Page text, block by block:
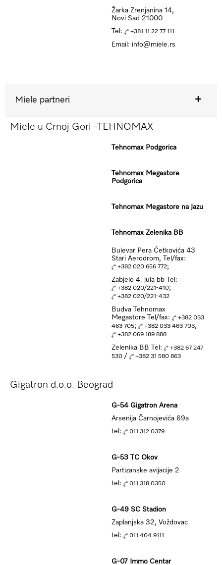
Žarka Zrenjanina 14,
Novi Sad 21000
Tel:
+381 11 22 77 111
Email: info@miele.rs
Miele partneri
Miele u Crnoj Gori -TEHNOMAX
Tehnomax Podgorica
Tehnomax Megastore
Podgorica
Tehnomax Megastore na Jazu
Tehnomax Zelenika BB
Bulevar Pera Ćetkovića 43
Stari Aerodrom, Tel/fax:
+382 020 656 772;
Zabjelo 4. jula bb Tel:
+382 020/221-410;
+382 020/221-432
Budva Tehnomax
Megastore Tel/fax:
+382 033
463 705; +382 033 463 703,
+382 069 189 888
Zelenika BB Tel:
+382 67 247
530 / +382 31 580 863
Gigatron d.o.o. Beograd
G-54 Gigatron Arena
Arsenija Čarnojevića 69a
tel:
011 312 0379
G-53 TC Okov
Partizanske avijacije 2
tel:
011 318 0350
G-49 SC Stadion
Zaplanjska 32, Voždovac
tel:
011 404 9111
G-07 Immo Centar